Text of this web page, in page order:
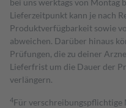
bei uns werktags von Montag
Lieferzeitpunkt kann je nach
Produktverfügbarkeit sowie
abweichen. Darüber hinaus
Prüfungen, die zu deiner
Lieferfrist um die Dauer der
verlängern.
4Für